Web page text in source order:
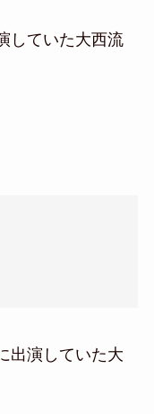
していた大西流
出演していた大